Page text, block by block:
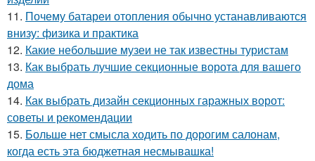
11. Почему батареи отопления обычно устанавливаются
внизу: физика и практика
12. Какие небольшие музеи не так известны туристам
13. Как выбрать лучшие секционные ворота для вашего
дома
14. Как выбрать дизайн секционных гаражных ворот:
советы и рекомендации
15. Больше нет смысла ходить по дорогим салонам,
когда есть эта бюджетная несмывашка!